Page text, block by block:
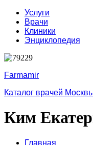
Услуги
Врачи
Клиники
Энциклопедия
Farmamir
Каталог врачей
Ким
Главная